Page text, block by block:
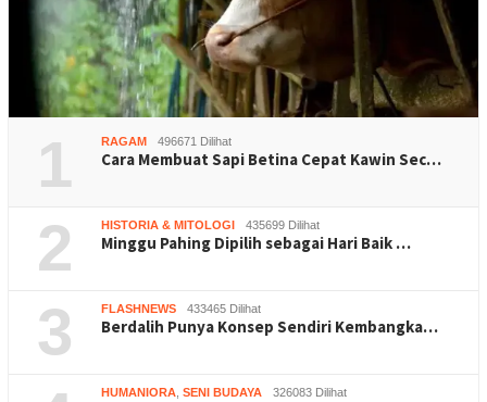
1 RAGAM 496671 Dilihat
Cara Membuat Sapi Betina Cepat Kawin Sec…
2 HISTORIA & MITOLOGI 435699 Dilihat
Minggu Pahing Dipilih sebagai Hari Baik …
3 FLASHNEWS 433465 Dilihat
Berdalih Punya Konsep Sendiri Kembangka…
HUMANIORA SENI BUDAYA 326083 Dilihat